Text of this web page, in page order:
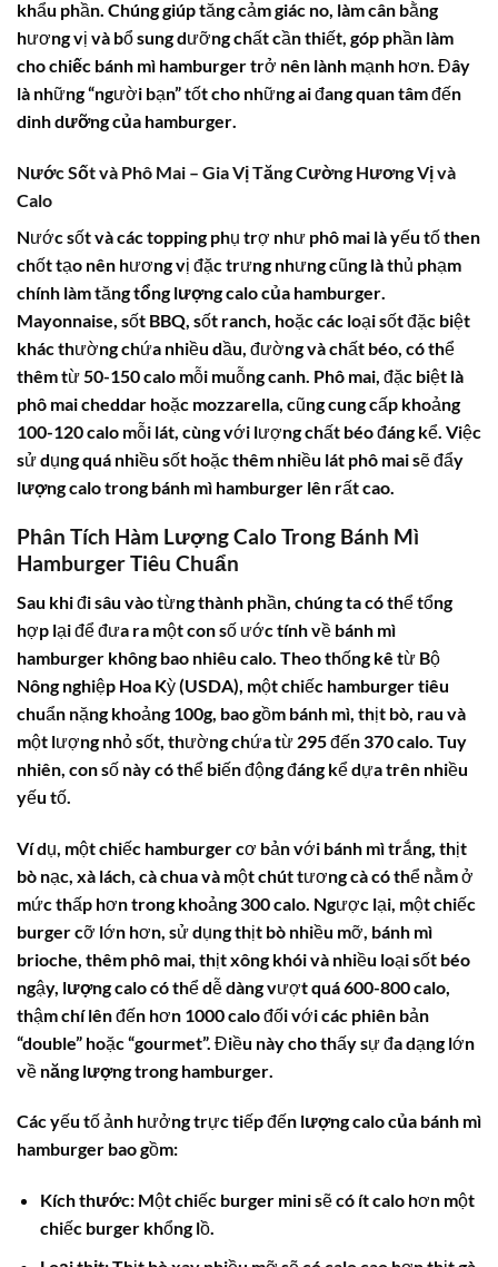
khẩu phần. Chúng giúp tăng cảm giác no, làm cân bằng
hương vị và bổ sung dưỡng chất cần thiết, góp phần làm
chochiếc bánh mì hamburgertrở nên lành mạnh hơn. Đây
là những “người bạn” tốt cho những ai đang quan tâm đến
dinh dưỡng của hamburger
Nước Sốt và Phô Mai – Gia Vị Tăng Cường Hương Vị và
Calo
Nước sốt và các topping phụ trợ như phô mai là yếu tố then
chốt tạo nên hương vị đặc trưng nhưng cũng là thủ phạm
chính làm tăngtổng lượng calo của hamburger
Mayonnaise, sốt BBQ, sốt ranch, hoặc các loại sốt đặc biệt
khác thường chứa nhiều dầu, đường và chất béo, có thể
thêm từ 50-150 calo mỗi muỗng canh. Phô mai, đặc biệt là
phô mai cheddar hoặc mozzarella, cũng cung cấp khoảng
100-120 calo mỗi lát, cùng với lượng chất béo đáng kể. Việc
sử dụng quá nhiều sốt hoặc thêm nhiều lát phô mai sẽ đẩy
lượng calo trong bánh mì hamburger lên rất cao.
Phân Tích Hàm Lượng Calo Trong Bánh Mì
Hamburger Tiêu Chuẩn
Sau khi đi sâu vào từng thành phần, chúng ta có thể tổng
hợp lại để đưa ra một con số ước tính về bánh mì
hamburger không bao nhiêu calo. Theo thống kê từ Bộ
Nông nghiệp Hoa Kỳ (USDA), một chiếc hamburger tiêu
chuẩn nặng khoảng 100g, bao gồm bánh mì, thịt bò, rau và
một lượng nhỏ sốt, thường chứa từ 295 đến 370 calo. Tuy
nhiên, con số này có thể biến động đáng kể dựa trên nhiều
yếu tố.
Ví dụ, một chiếc hamburger cơ bản với bánh mì trắng, thịt
bò nạc, xà lách, cà chua và một chút tương cà có thể nằm ở
mức thấp hơn trong khoảng 300 calo. Ngược lại, một chiếc
burger cỡ lớn hơn, sử dụng thịt bò nhiều mỡ, bánh mì
brioche, thêm phô mai, thịt xông khói và nhiều loại sốt béo
ngậy, lượng calocó thể dễ dàng vượt quá 600-800 calo,
thậm chí lên đến hơn 1000 calo đối với các phiên bản
“double” hoặc “gourmet”. Điều này cho thấy sự đa dạng lớn
về năng lượng trong hamburger
Các yếu tố ảnh hưởng trực tiếp đến lượng calo của bánh mì
hamburger bao gồm:
Kích thước: Một chiếc burger mini sẽ có ít calo hơn một
chiếc burger khổng lồ.